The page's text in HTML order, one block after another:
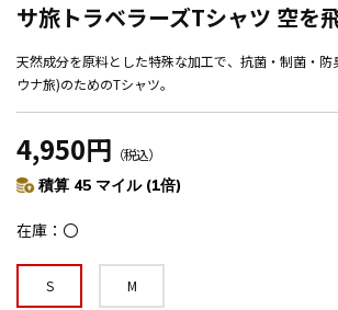
サ旅トラベラーズTシャツ 空を
天然成分を原料とした特殊な加工で、抗菌・制菌・防
ウナ旅)のためのTシャツ。
4,950円 （税込）
積算 45 マイル (1倍)
在庫 〇
S M